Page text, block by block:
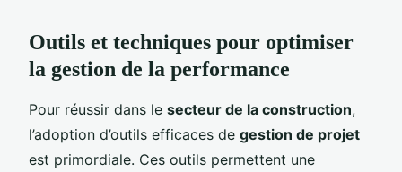
Outils et techniques pour optimiser
la gestion de la performance
Pour réussir dans le secteur de la construction,
l’adoption d’outils efficaces de gestion de projet
est primordiale. Ces outils permettent une